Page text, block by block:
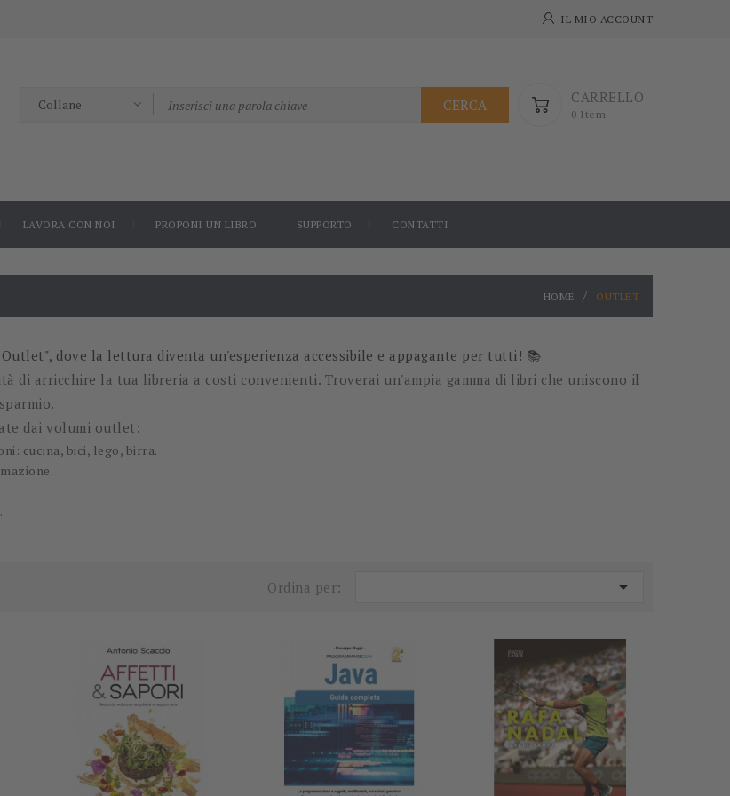
IL MIO ACCOUNT
CARRELLO
0 Item
CERCA
LAVORA CON NOI PROPONI UN LIBRO SUPPORTO CONTATTI
HOME OUTLET
dove la lettura diventa un'esperienza accessibile e appagante per tutti! 📚
di arricchire la tua libreria a costi convenienti. Troverai un'ampia gamma di libri che uniscono il
dai volumi outlet:
cucina, bici, lego, birra.
Ordina per: 